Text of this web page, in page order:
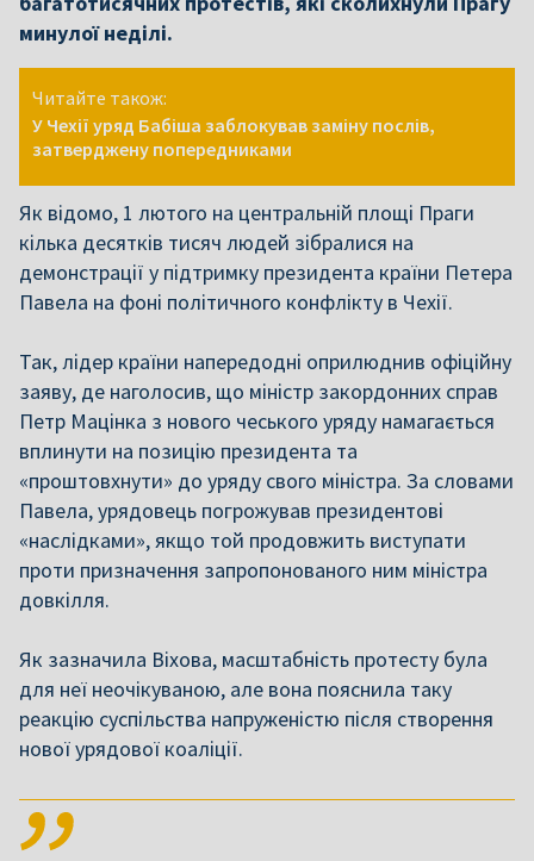
минулої неділі.
Читайте також:
У Чехії уряд Бабіша заблокував заміну послів,
затверджену попередниками
Як відомо, 1 лютого на центральній площі Праги
кілька десятків тисяч людей зібралися на
демонстрації у підтримку президента країни Петера
Павела на фоні політичного конфлікту в Чехії.
Так, лідер країни напередодні оприлюднив офіційну
заяву, де наголосив, що міністр закордонних справ
Петр Мацінка з нового чеського уряду намагається
вплинути на позицію президента та
«проштовхнути» до уряду свого міністра. За словами
Павела, урядовець погрожував президентові
«наслідками», якщо той продовжить виступати
проти призначення запропонованого ним міністра
довкілля.
Як зазначила Віхова, масштабність протесту була
для неї неочікуваною, але вона пояснила таку
реакцію суспільства напруженістю після створення
нової урядової коаліції.